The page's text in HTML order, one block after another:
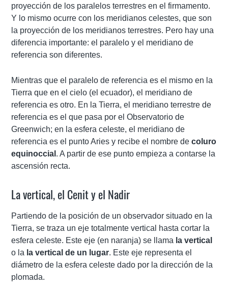
proyección de los paralelos terrestres en el firmamento.
Y lo mismo ocurre con los meridianos celestes, que son
la proyección de los meridianos terrestres. Pero hay una
diferencia importante: el paralelo y el meridiano de
referencia son diferentes.
Mientras que el paralelo de referencia es el mismo en la
Tierra que en el cielo (el ecuador), el meridiano de
referencia es otro. En la Tierra, el meridiano terrestre de
referencia es el que pasa por el Observatorio de
Greenwich; en la esfera celeste, el meridiano de
referencia es el punto Aries y recibe el nombre decoluro
equinoccial . A partir de ese punto empieza a contarse la
ascensión recta.
La vertical, el Cenit y el Nadir
Partiendo de la posición de un observador situado en la
Tierra, se traza un eje totalmente vertical hasta cortar la
esfera celeste. Este eje (en naranja) se llama la vertical
o la la vertical de un lugar. Este eje representa el
diámetro de la esfera celeste dado por la dirección de la
plomada.